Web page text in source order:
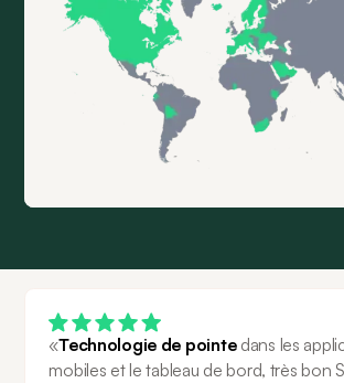
«Technologie de pointe dans les
mobiles et le tableau de bord, très bon